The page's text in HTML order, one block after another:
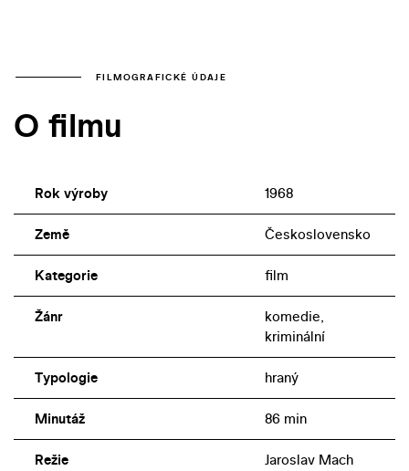
FILMOGRAFICKÉ ÚDAJE
O filmu
Rok výroby 1968
Země Československo
Kategorie film
Žánr
komedie,
kriminální
Typologie hraný
Minutáž 86 min
Režie Jaroslav Mach